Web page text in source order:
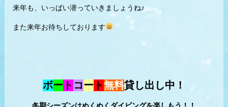
来年も、いっぱい潜っていきましょうね♪
また来年お待ちしております
ボー ト コー ト無料貸し出し中！